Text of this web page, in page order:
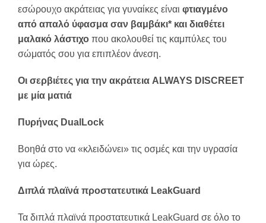
εσώρουχο ακράτειας για γυναίκες είναι φτιαγμένο
από απαλό ύφασμα σαν βαμβάκι* και διαθέτει
μαλακό λάστιχο που ακολουθεί τις καμπύλες του
σώματός σου για επιπλέον άνεση.
Οι σερβιέτες για την ακράτεια ALWAYS DISCREET
με μία ματιά
Πυρήνας DualLock
Βοηθά στο να «κλειδώνει» τις οσμές και την υγρασία
για ώρες.
Διπλά πλαϊνά προστατευτικά LeakGuard
Τα διπλά πλαϊνά προστατευτικά LeakGuard σε όλο το